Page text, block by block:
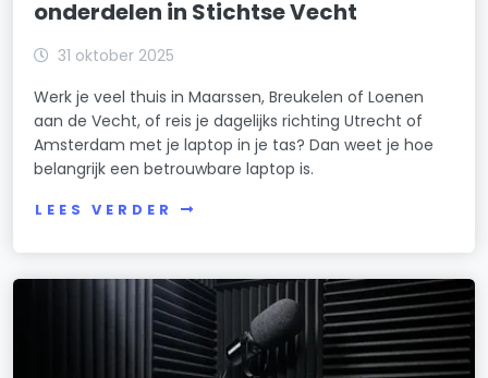
onderdelen in Stichtse Vecht
31 oktober 2025
Werk je veel thuis in Maarssen, Breukelen of Loenen
aan de Vecht, of reis je dagelijks richting Utrecht of
Amsterdam met je laptop in je tas? Dan weet je hoe
belangrijk een betrouwbare laptop is.
LEES VERDER